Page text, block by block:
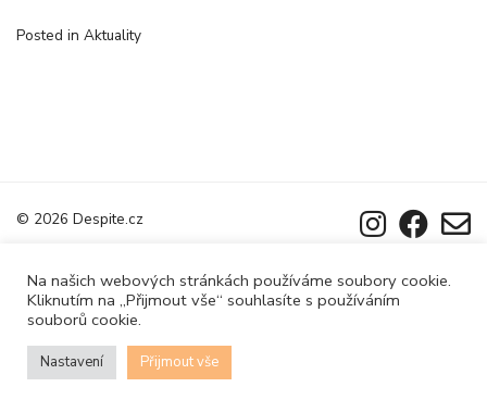
Posted in Aktuality
© 2026 Despite.cz
Na našich webových stránkách používáme soubory cookie.
Kliknutím na „Přijmout vše“ souhlasíte s používáním
souborů cookie.
Nastavení Přijmout vše